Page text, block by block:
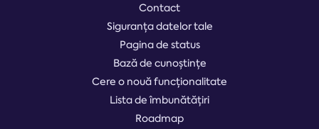
Contact
Siguranța datelor tale
Pagina de status
Bază de cunoștințe
Cere o nouă funcționalitate
Lista de îmbunătățiri
Roadmap